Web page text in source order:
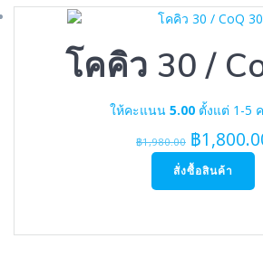
โคคิว 30 /
ให้คะแนน 5.00ตั้งแต่ 1-5
฿1,980.00 Original
price
was:
฿
สั่งซื้อสินค้า